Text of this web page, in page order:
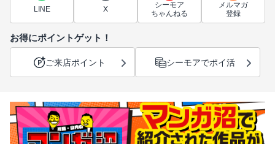
LINE X
シーモア
ちゃんねる
メルマガ
登録
お得にポイントゲット！
ご来店ポイント シーモアでポイ活